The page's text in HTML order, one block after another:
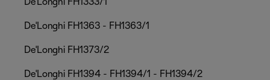
De'Longhi FH1333/1
De'Longhi FH1363 - FH1363/1
De'Longhi FH1373/2
De'Longhi FH1394 - FH1394/1 - FH1394/2